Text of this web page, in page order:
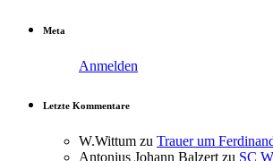
Meta
Anmelden
Letzte Kommentare
W.Wittum zu Trauer um
Antonius Johann Balzert zu SC